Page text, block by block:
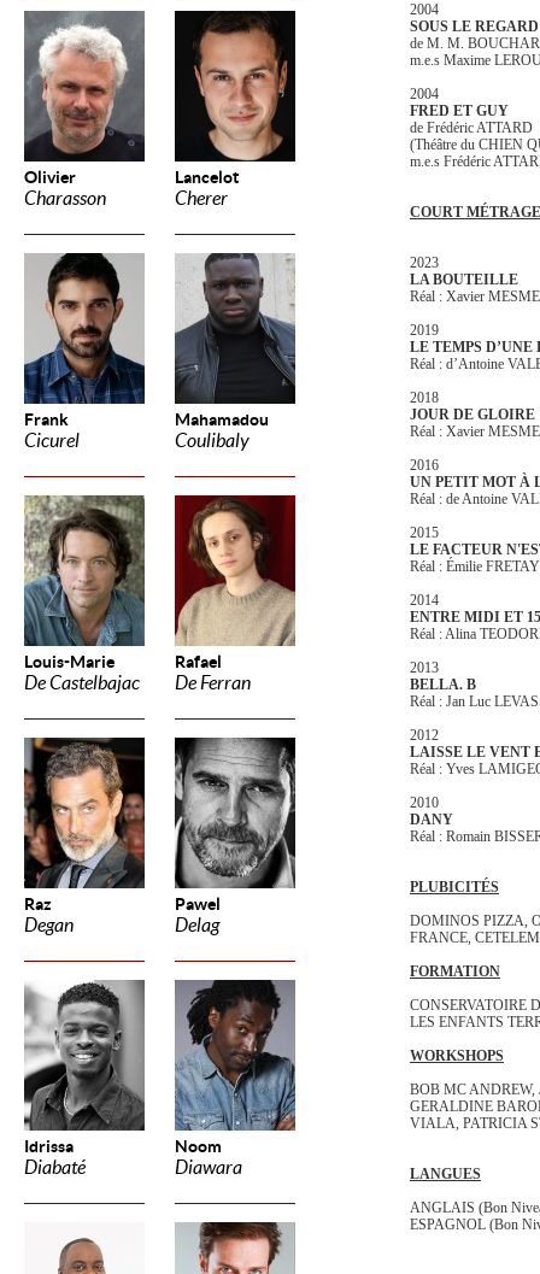
Olivier
Charasson
Lancelot
Cherer
Frank
Cicurel
Mahamadou
Coulibaly
Louis-Marie
De Castelbajac
Rafael
De Ferran
Raz
Degan
Pawel
Delag
Idrissa
Diabaté
Noom
Diawara
2004
SOUS LE
de M. M.
m.e.s Maxime
2004
FRED ET GUY
de Frédéric ATTARD
(Théâtre du CHIEN
m.e.s Frédéric
COURT MÉTRAGE
2023
LA BOUTEILLE
Réal : Xavier
2019
LE TEMPS D’UNE
Réal : d’Antoine
2018
JOUR DE GLOIRE
Réal : Xavier MESME
2016
UN PETIT MOT À
Réal : de Antoine
2015
LE FACTEUR
Réal : Émilie FRETAY
2014
ENTRE MIDI ET 15
Réal : Alina
2013
BELLA. B
Réal : Jan Luc
2012
LAISSE LE VENT
Réal : Yves
2010
DANY
Réal : Romain
PLUBICITÉS
DOMINOS PIZZA,
FRANCE,
FORMATION
CONSERVATOIRE
LES ENFANTS
WORKSHOPS
BOB MC
GERALDINE
VIALA, PATRICIA
LANGUES
ANGLAIS (Bon
ESPAGNOL (Bon